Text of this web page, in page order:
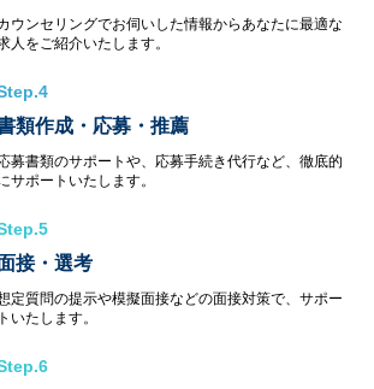
ウンセリングでお伺いした情報からあなたに最適な
人をご紹介いたします。
類作成・応募・推薦
募書類のサポートや、応募手続き代行など、徹底的
サポートいたします。
接・選考
定質問の提示や模擬面接などの面接対策で、サポー
トいたします。